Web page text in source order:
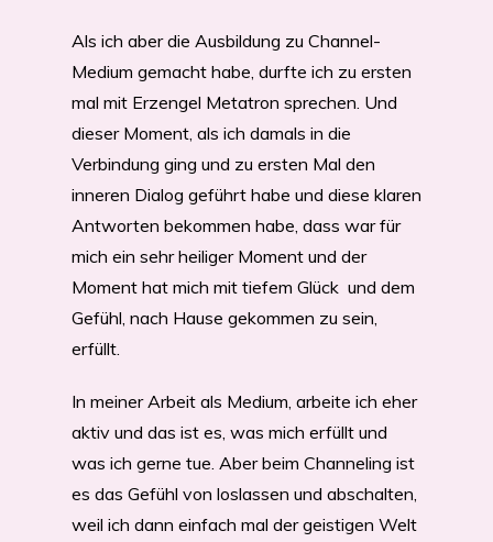
Als ich aber die Ausbildung zu Channel-
Medium gemacht habe, durfte ich zu ersten
mal mit Erzengel Metatron sprechen. Und
dieser Moment, als ich damals in die
Verbindung ging und zu ersten Mal den
inneren Dialog geführt habe und diese klaren
Antworten bekommen habe, dass war für
mich ein sehr heiliger Moment und der
Moment hat mich mit tiefem Glück und dem
Gefühl, nach Hause gekommen zu sein,
erfüllt.
In meiner Arbeit als Medium, arbeite ich eher
aktiv und das ist es, was mich erfüllt und
was ich gerne tue. Aber beim Channeling ist
es das Gefühl von loslassen und abschalten,
weil ich dann einfach mal der geistigen Welt